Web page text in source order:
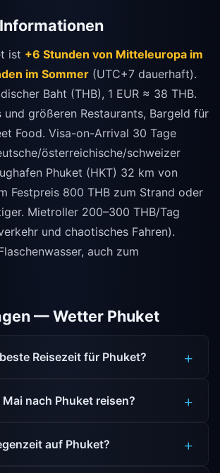
ist +6 Stunden von Mitteleuropa im
im Sommer (UTC+7 dauerhaft).
Baht (THB), 1 EUR ≈ 38 THB.
und größeren Restaurants, Bargeld für
Food. Visa-on-Arrival 30 Tage
österreichische/schweizer
Phuket (HKT) 32 km von
Festpreis 800 THB zum Strand oder
Mietroller 200–300 THB/Tag
und chaotisches Fahren).
auch zum
— Wetter Phuket
Reisezeit für Phuket?
Mai nach Phuket reisen?
auf Phuket?